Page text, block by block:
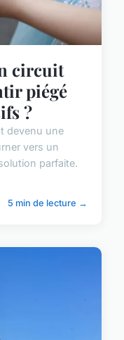
circuit
piégé
?
devenu une
vers un
parfaite.
5 min de lecture →